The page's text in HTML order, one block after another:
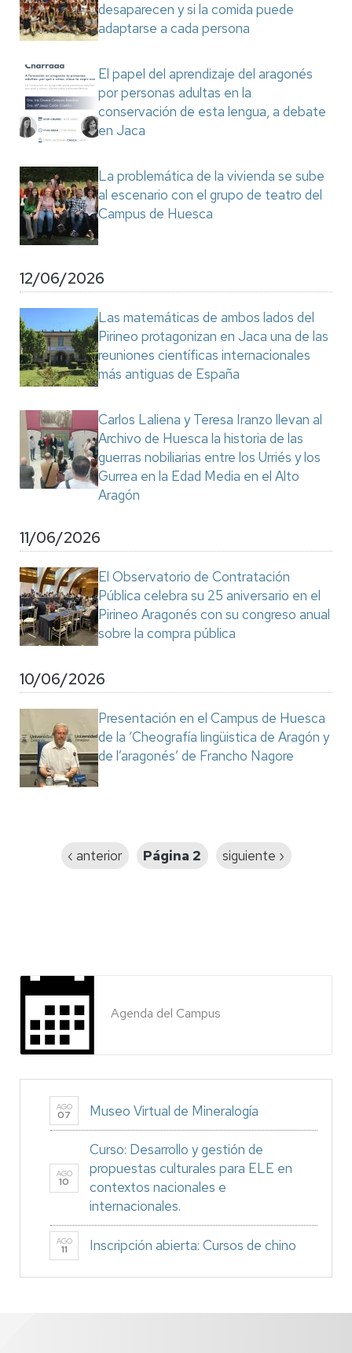
desaparecen y si la comida puede
adaptarse a cada persona
El papel del aprendizaje del aragonés
por personas adultas en la
conservación de esta lengua, a debate
en Jaca
La problemática de la vivienda se sube
al escenario con el grupo de teatro del
Campus de Huesca
12/06/2026
Las matemáticas de ambos lados del
Pirineo protagonizan en Jaca una de las
reuniones científicas internacionales
más antiguas de España
Carlos Laliena y Teresa Iranzo llevan al
Archivo de Huesca la historia de las
guerras nobiliarias entre los Urriés y los
Gurrea en la Edad Media en el Alto
Aragón
11/06/2026
El Observatorio de Contratación
Pública celebra su 25 aniversario en el
Pirineo Aragonés con su congreso anual
sobre la compra pública
10/06/2026
Presentación en el Campus de Huesca
de la ‘Cheografía lingüistica de Aragón y
de l’aragonés’ de Francho Nagore
Página
‹ anterior Página 2
Siguiente
siguiente ›
Agenda del Campus
AGO
07 Museo Virtual de Mineralogía
AGO
10
Curso: Desarrollo y gestión de
propuestas culturales para ELE en
contextos nacionales e
internacionales.
AGO
11 Inscripción abierta: Cursos de chino